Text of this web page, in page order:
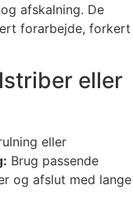
afskalning. De
forarbejde, forkert
eller
eller
Brug passende
og afslut med lange